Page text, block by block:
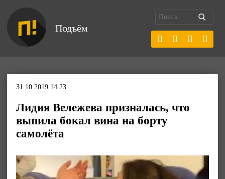
Подъём
31.10.2019 14:23
Лидия Вележева призналась, что
выпила бокал вина на борту
самолёта